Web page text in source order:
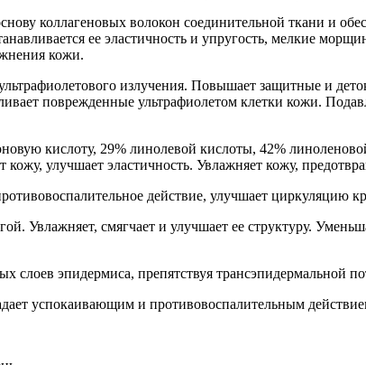
коллагеновых волокон соединительной ткани и
ее эластичность и упругость, мелкие
кожи.
излучения. Повышает защитные и
поврежденные ультрафиолетом клетки кожи.
кислоту, 29% линолевой кислоты, 42%
улучшает эластичность. Увлажняет кожу,
действие, улучшает циркуляцию
Увлажняет, смягчает и улучшает ее структуру.
слоев эпидермиса, препятствуя трансэпидермальной
успокаивающим и противовоспалительным